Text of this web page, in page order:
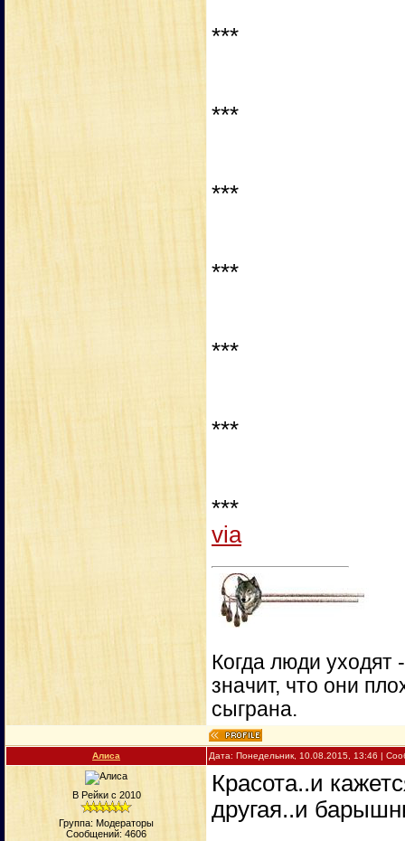
***
***
***
***
***
***
***
via
Когда люди уходят
значит, что они
сыграна.
Алиса Дата: Понедельник, 10.08.2015, 13:46 |
В Рейки с 2010
Группа: Модераторы
Сообщений: 4606
Красота..и
другая..и